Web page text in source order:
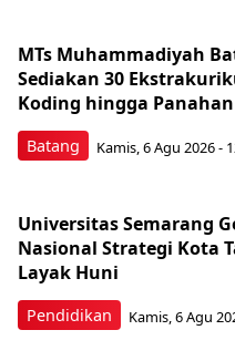
Batang
MTs Muhammadiyah
Sediakan 30
Koding hingga Panahan
Kamis, 6 Agu 2026 -
Pendidikan
Universitas Semarang
Nasional Strategi Kota
Layak Huni
Kamis, 6 Agu